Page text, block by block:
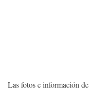
Las fotos e información de